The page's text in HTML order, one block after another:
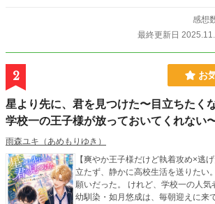
感想
最終更新日
2 お
星より先に、君を見つけた〜目立ちたく
学校一の王子様が放っておいてくれない
雨森ユキ（あめもりゆき）
【爽やか王子様だけど執着攻め×逃
立たず、静かに高校生活を送りたい
願いだった。 けれど、学校一の人気
幼馴染・如月悠成は、毎朝迎えに来